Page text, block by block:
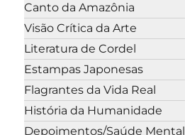
Canto da Amazônia
Visão Crítica da Arte
Literatura de Cordel
Estampas Japonesas
Flagrantes da Vida Real
História da Humanidade
Depoimentos/Saúde Mental